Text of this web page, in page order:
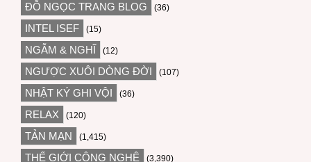
ĐỖ NGỌC TRANG BLOG (36)
INTEL ISEF (15)
NGẪM & NGHĨ (12)
NGƯỢC XUÔI DÒNG ĐỜI (107)
NHẬT KÝ GHI VỘI (36)
RELAX (120)
TẢN MẠN (1,415)
THẾ GIỚI CÔNG NGHỆ (3,390)